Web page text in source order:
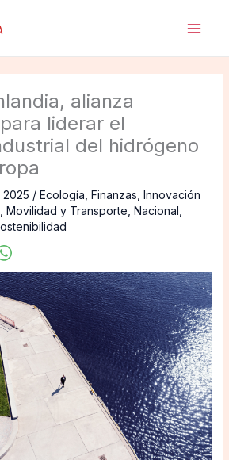
alianza
liderar el
del hidrógeno
/ Ecología Finanzas Innovación
Movilidad y Transporte Nacional